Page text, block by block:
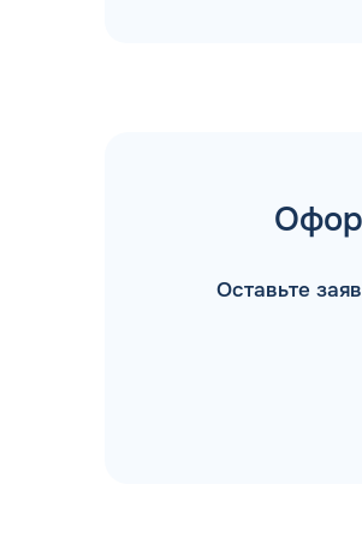
Оставьте